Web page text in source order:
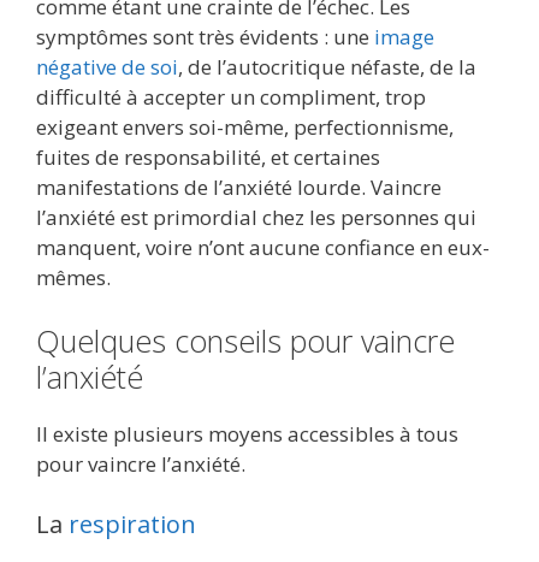
comme étant une crainte de l’échec. Les
symptômes sont très évidents : une image
négative de soi, de l’autocritique néfaste, de la
difficulté à accepter un compliment, trop
exigeant envers soi-même, perfectionnisme,
fuites de responsabilité, et certaines
manifestations de l’anxiété lourde. Vaincre
l’anxiété est primordial chez les personnes qui
manquent, voire n’ont aucune confiance en eux-
mêmes.
Quelques conseils pour vaincre
l’anxiété
Il existe plusieurs moyens accessibles à tous
pour vaincre l’anxiété.
La respiration